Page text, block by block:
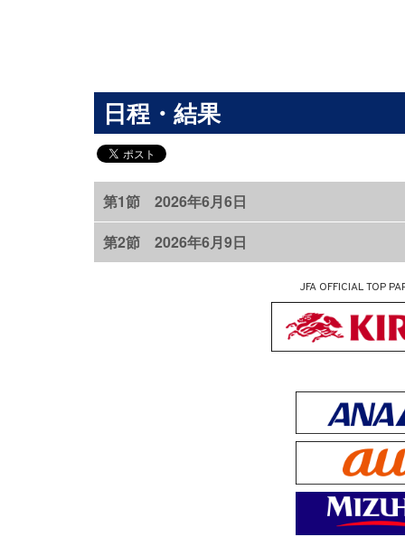
日程・結果
第1節 2026年6月6日
第2節 2026年6月9日
JFA OFFICIALTOP